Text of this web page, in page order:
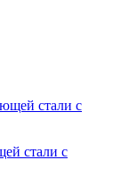
стали с